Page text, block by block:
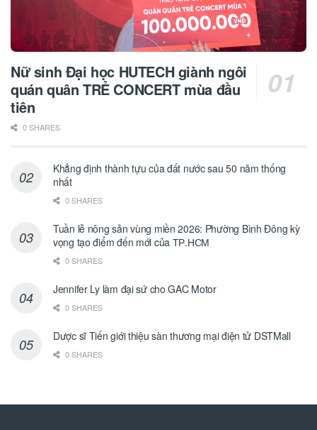
Nữ sinh Đại học HUTECH giành ngôi
quán quân TRẺ CONCERT mùa đầu
tiên
0 SHARES
Khẳng định thành tựu của đất nước sau 50 năm thống
nhất
0 SHARES
Tuần lễ nông sản vùng miền 2026: Phường Bình Đông kỳ
vọng tạo điểm đến mới của ТР.НСМ
0 SHARES
Jennifer Ly làm đại sứ cho GAC Motor
0 SHARES
Dược sĩ Tiến giới thiệu sàn thương mại điện tử DSTMall
0 SHARES